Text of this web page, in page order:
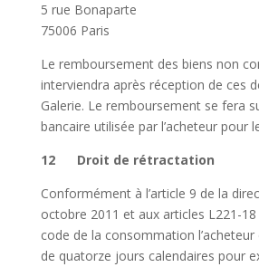
5 rue Bonaparte
75006 Paris
Le remboursement des biens non
interviendra après réception de ces
Galerie. Le remboursement se fera
bancaire utilisée par l’acheteur pour
12 Droit de rétractation
Conformément à l’article 9 de la
octobre 2011 et aux articles L221-
code de la consommation l’acheteur
de quatorze jours calendaires pour